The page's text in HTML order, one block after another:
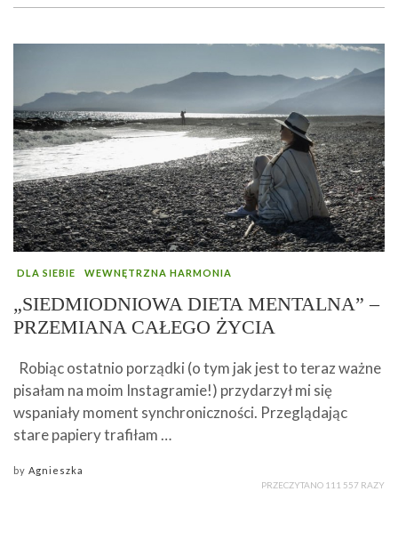
DLA SIEBIE WEWNĘTRZNA HARMONIA
„SIEDMIODNIOWA DIETA MENTALNA” –
PRZEMIANA CAŁEGO ŻYCIA
Robiąc ostatnio porządki (o tym jak jest to teraz ważne
pisałam na moim Instagramie!) przydarzył mi się
wspaniały moment synchroniczności. Przeglądając
stare papiery trafiłam …
by Agnieszka
PRZECZYTANO 111 557 RAZY